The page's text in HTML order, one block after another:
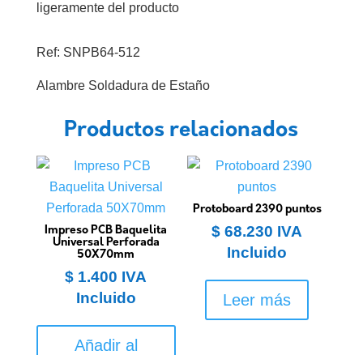
ligeramente del producto
Ref: SNPB64-512
Alambre Soldadura de Estaño
Productos relacionados
Impreso PCB Baquelita
Universal Perforada
50X70mm
$ 1.400 IVA
Incluido
Añadir al
Protoboard 2390 puntos
$ 68.230 IVA
Incluido
Leer más